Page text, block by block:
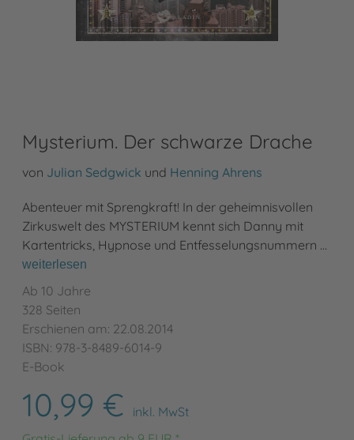
Mysterium. Der schwarze Drache
von Julian Sedgwick und Henning Ahrens
Abenteuer mit Sprengkraft! In der geheimnisvollen
Zirkuswelt des MYSTERIUM kennt sich Danny mit
Kartentricks, Hypnose und Entfesselungsnummern …
weiterlesen
Ab 10 Jahre
328 Seiten
Erschienen am: 22.08.2014
ISBN: 978-3-8489-6014-9
E-Book
10,99 €
inkl. MwSt